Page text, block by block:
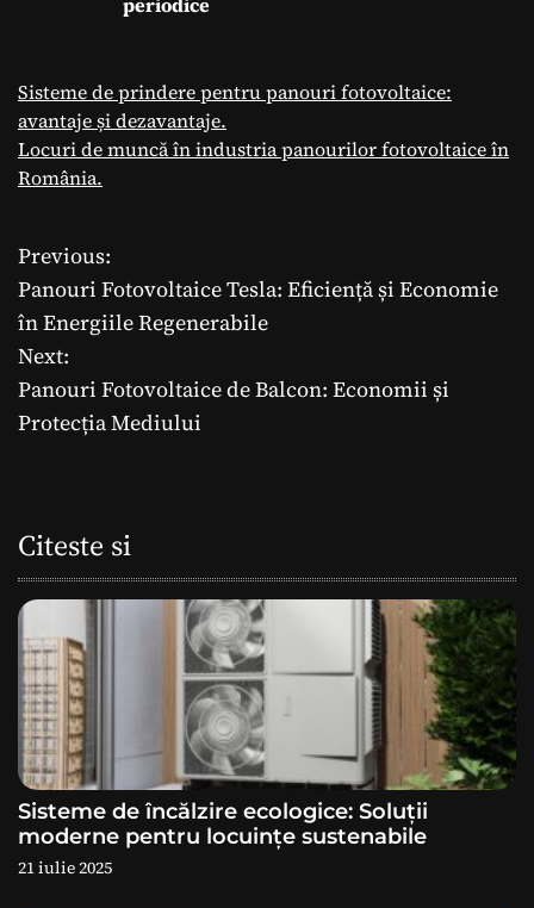
Sisteme de prindere pentru panouri fotovoltaice:
avantaje și dezavantaje.
Locuri de muncă în industria panourilor fotovoltaice în
România.
N
a
v
i
r
e
î
n
a
r
t
Previous:
Panouri Fotovoltaice Tesla: Eficiență și Economie
în Energiile Regenerabile
Next:
Panouri Fotovoltaice de Balcon: Economii și
Protecția Mediului
Citeste si
Sisteme de încălzire ecologice: Soluții
moderne pentru locuințe sustenabile
21 iulie 2025